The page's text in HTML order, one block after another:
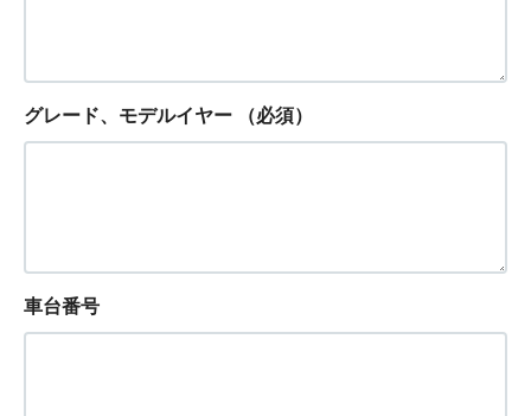
グレード、モデルイヤー （必須）
車台番号